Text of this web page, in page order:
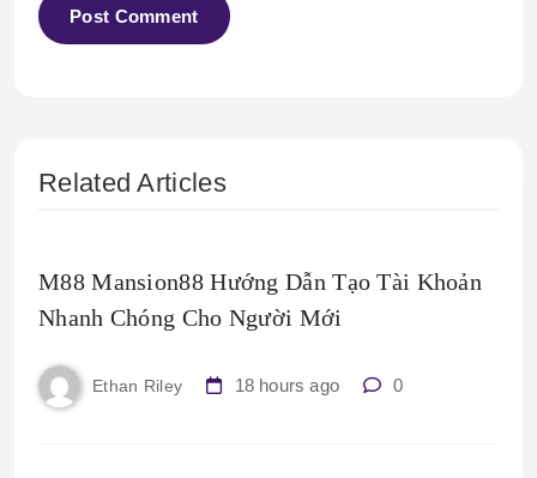
Related Articles
M88 Mansion88 Hướng Dẫn Tạo Tài Khoản
Nhanh Chóng Cho Người Mới
Ethan Riley 18 hours ago 0